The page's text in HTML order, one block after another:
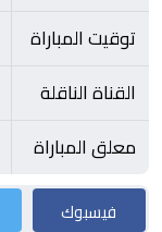
توقيت المباراة
القناة الناقلة
معلق المباراة
فيسبوك